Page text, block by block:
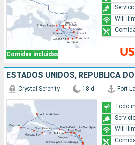
Comidas incluidas
Wifi
Crystal Serenity 18 d Fort
Todo
Wifi